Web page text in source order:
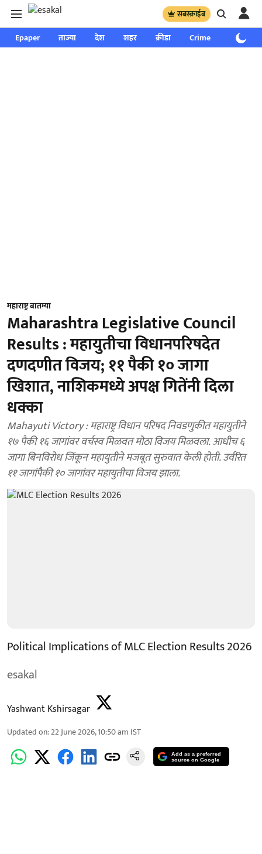
सबस्क्राईब
Epaper ताज्या देश शहर क्रीडा Crime साप्ताहिक
महाराष्ट्र बातम्या
Maharashtra Legislative Council
Results : महायुतीचा विधानपरिषदेत
दणदणीत विजय; ११ पैकी १० जागा
खिशात, नाशिकमध्ये अपक्ष गितेंनी दिला
धक्का
Mahayuti Victory : महाराष्ट्र विधान परिषद निवडणुकीत महायुतीने
१७ पैकी १६ जागांवर वर्चस्व मिळवत मोठा विजय मिळवला. आधीच ६
जागा बिनविरोध जिंकून महायुतीने मजबूत सुरुवात केली होती. उर्वरित
११ जागांपैकी १० जागांवर महायुतीचा विजय झाला.
Political Implications of MLC Election Results 2026
esakal
Yashwant Kshirsagar
Updated on:22 June 2026, 10:50 am IST
Add as a preferred
source on Google